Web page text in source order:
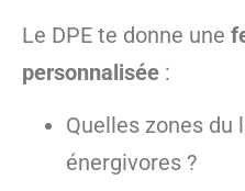
Le DPE te donne une
personnalisée :
Quelles zones du
énergivores ?